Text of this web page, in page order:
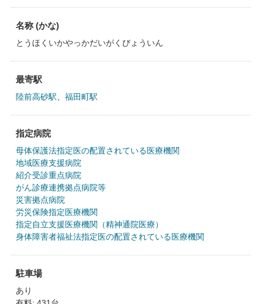
名称 (かな)
とうほくいかやっかだいがくびょういん
最寄駅
陸前高砂駅 福田町駅
指定病院
母体保護法指定医の配置されている医療機関
地域医療支援病院
紹介受診重点病院
がん診療連携拠点病院等
災害拠点病院
労災保険指定医療機関
指定自立支援医療機関（精神通院医療）
身体障害者福祉法指定医の配置されている医療機関
駐車場
あり